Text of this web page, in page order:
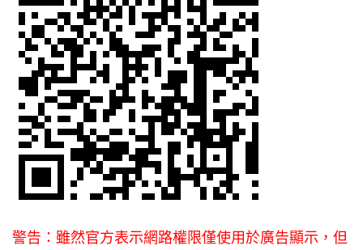
警告：雖然官方表示網路權限僅使用於廣告顯示，但